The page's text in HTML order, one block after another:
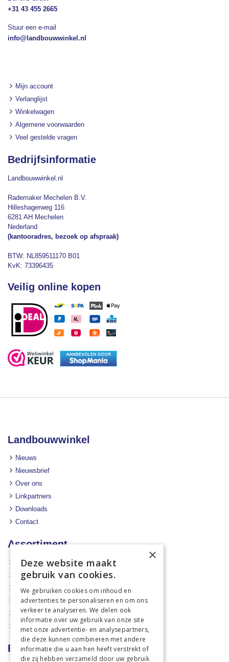
+31 43 455 2665
Stuur een e-mail
info@landbouwwinkel.nl
Mijn account
Verlanglijst
Winkelwagen
Algemene voorwaarden
Veel gestelde vragen
Bedrijfsinformatie
Landbouwwinkel.nl
Rademaker Mechelen B.V.
Hilleshagerweg 116
6281 AH Mechelen
Nederland
(kantooradres, bezoek op afspraak)
BTW: NL859511170 B01
KvK: 73396435
Veilig online kopen
Landbouwwinkel
Nieuws
Nieuwsbrief
Over ons
Linkpartners
Downloads
Contact
Assortiment
Aanbiedingen
Mechanisatie
Stal & Erf
Weidetechniek
Dierbenodigdheden
Actiefolders
Betalen en verzenden
×
Deze website maakt
gebruik van cookies.
We gebruiken cookies om inhoud en
advertenties te personaliseren en om ons
verkeer te analyseren. We delen ook
informatie over uw gebruik van onze site
met onze advertentie- en analysepartners,
die deze kunnen combineren met andere
informatie die u aan hen heeft verstrekt of
die zij hebben verzameld door uw gebruik